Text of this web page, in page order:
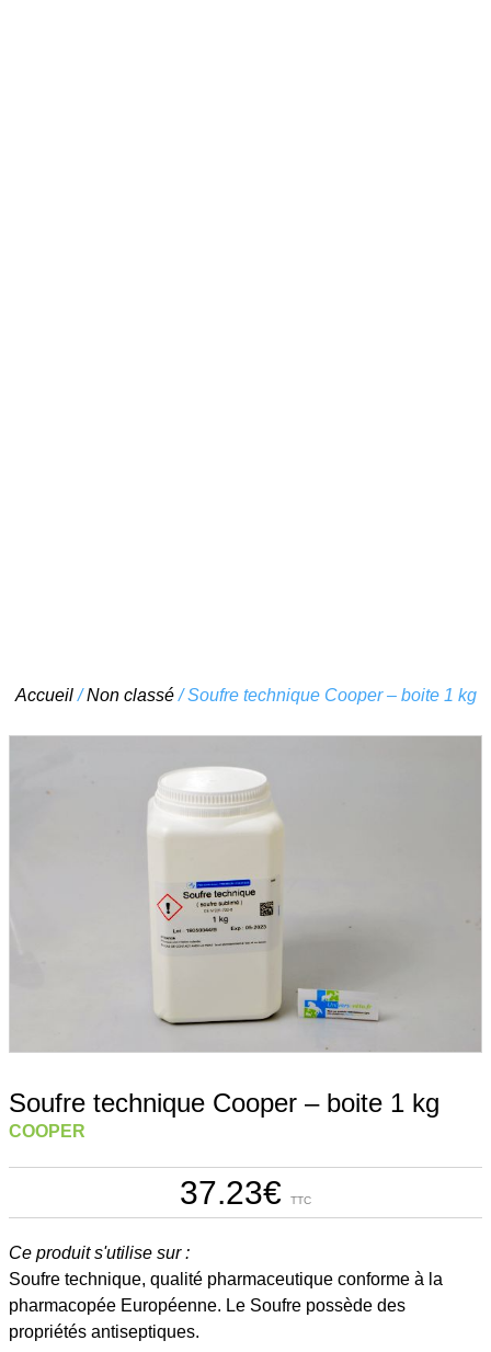
Accueil/Non classé/ Soufre technique Cooper – boite 1 kg
Soufre technique Cooper – boite 1 kg
COOPER
37.23€ TTC
Ce produit s'utilise sur :
Soufre technique, qualité pharmaceutique conforme à la
pharmacopée Européenne. Le Soufre possède des
propriétés antiseptiques.